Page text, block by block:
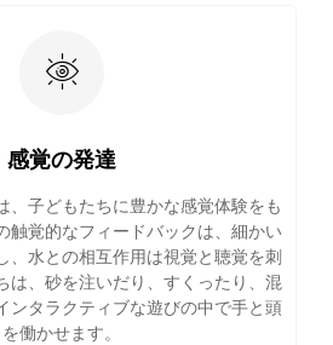
感覚の発達
、子どもたちに豊かな感覚体験をも
触覚的なフィードバックは、細かい
、水との相互作用は視覚と聴覚を刺
は、砂を注いだり、すくったり、混
ンタラクティブな遊びの中で手と頭
を働かせます。